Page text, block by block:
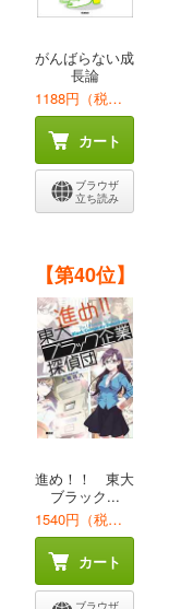
がんばらない成
長論
1188円（税込）
カート
ブラウザ
立ち読み
【第40位】
進め！！ 東大
ブラック...
1540円（税込）
カート
ブラウザ